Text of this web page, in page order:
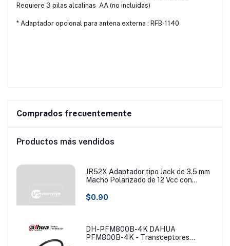
Requiere 3 pilas alcalinas AA (no incluidas)
* Adaptador opcional para antena externa : RFB-1140
Comprados frecuentemente
Productos más vendidos
JR52X Adaptador tipo Jack de 3.5 mm
Macho Polarizado de 12 Vcc con
$0.90
DH-PFM800B-4K DAHUA
PFM800B-4K - Transceptores